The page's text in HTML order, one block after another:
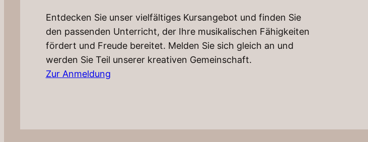
Entdecken Sie unser vielfältiges Kursangebot und finden Sie
den passenden Unterricht, der Ihre musikalischen Fähigkeiten
fördert und Freude bereitet. Melden Sie sich gleich an und
werden Sie Teil unserer kreativen Gemeinschaft.
Zur Anmeldung